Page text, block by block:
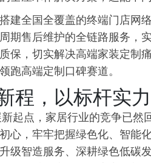
建全国全覆盖的终端门店网
期售后维护的全链路服务，
保，切实解决高端家装定制
跑高端定制口碑赛道。
程，以标杆实
起点，家居行业的竞争已
心，牢牢把握绿色化、智能
级智造服务、深耕绿色低碳